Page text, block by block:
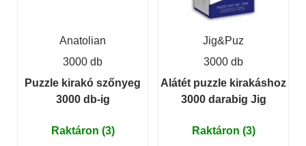
Anatolian
3000 db
Puzzle kirakó szőnyeg
3000 db-ig
Raktáron (3)
Jig&Puz
3000 db
Alátét puzzle kirakáshoz
3000 darabig Jig
Raktáron (3)